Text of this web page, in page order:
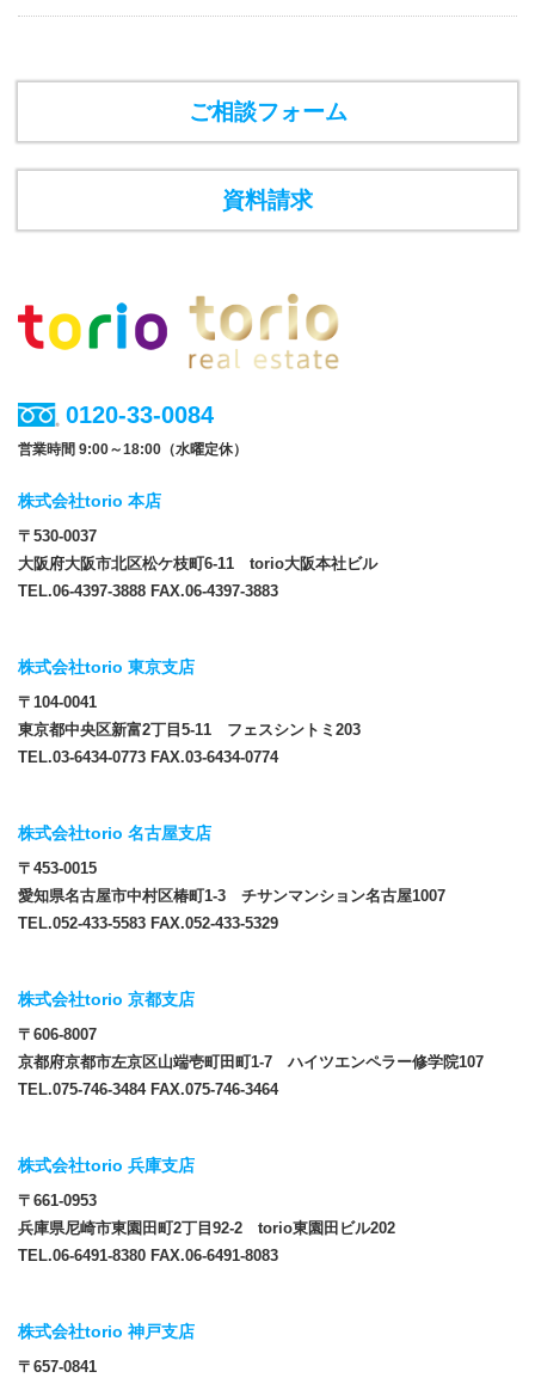
ご相談フォーム
資料請求
0120-33-0084
営業時間 9:00～18:00（水曜定休）
株式会社torio 本店
〒530-0037
大阪府大阪市北区松ケ枝町6-11 torio大阪本社ビル
TEL.06-4397-3888 FAX.06-4397-3883
株式会社torio 東京支店
〒104-0041
東京都中央区新富2丁目5-11 フェスシントミ203
TEL.03-6434-0773 FAX.03-6434-0774
株式会社torio 名古屋支店
〒453-0015
愛知県名古屋市中村区椿町1-3 チサンマンション名古屋1007
TEL.052-433-5583 FAX.052-433-5329
株式会社torio 京都支店
〒606-8007
京都府京都市左京区山端壱町田町1-7 ハイツエンペラー修学院107
TEL.075-746-3484 FAX.075-746-3464
株式会社torio 兵庫支店
〒661-0953
兵庫県尼崎市東園田町2丁目92-2 torio東園田ビル202
TEL.06-6491-8380 FAX.06-6491-8083
株式会社torio 神戸支店
〒657-0841